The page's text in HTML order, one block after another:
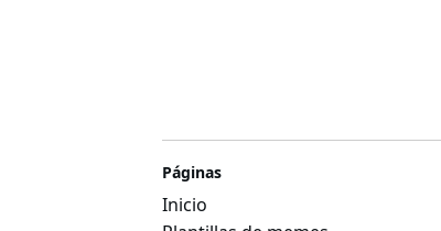
Páginas
Inicio